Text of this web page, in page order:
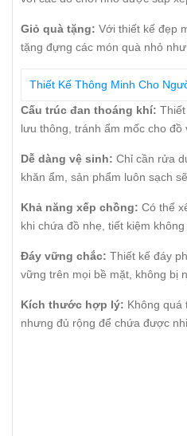
Giỏ quà tặng: Với thiết kế đẹp
tặng đựng các món quà nhỏ
Thiết Kế Thông Minh Cho
Cấu trúc đan thoáng khí:
lưu thông, tránh ẩm mốc cho đồ
Dễ dàng vệ sinh: Chỉ cần rửa
khăn ẩm, sản phẩm luôn sạch
Khả năng xếp chồng: Có thể
khi chứa đồ nhẹ, tiết kiệm không
Đáy vững chắc: Thiết kế đáy
vững trên mọi bề mặt, không bị
Kích thước hợp lý: Không quá
nhưng đủ rộng để chứa được